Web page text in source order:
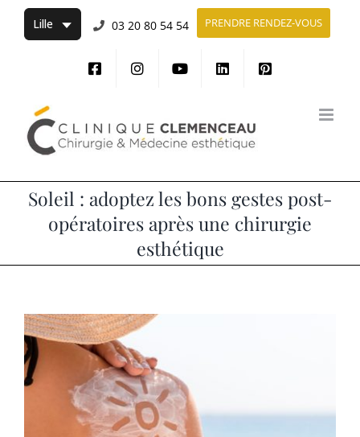
Passer
03 20 80 54 54 PRENDRE RENDEZ-VOUS
Soleil : adoptez les bons gestes post-
opératoires après une chirurgie
esthétique